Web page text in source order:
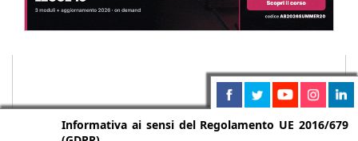
Informativa ai sensi del Regolamento UE 2016/679